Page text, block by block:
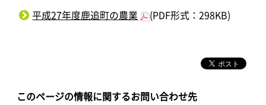
平成27年度鹿追町の農業
(PDF形式：298KB)
このページの情報に関するお問い合わせ先